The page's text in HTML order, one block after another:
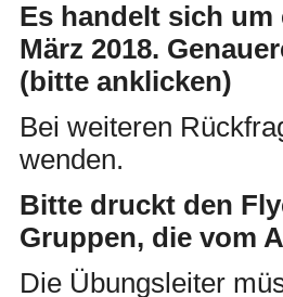
Es handelt sich um
März 2018.
(bitte anklicken)
Bei weiteren
wenden.
Bitte druckt den
Gruppen, die vom
Die Übungsleiter